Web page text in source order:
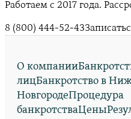
Работаем с 2017 года.
8 (800) 444-52-43
О компании
лицБанкротство в
НовгородеПроцедура
банкротстваЦены